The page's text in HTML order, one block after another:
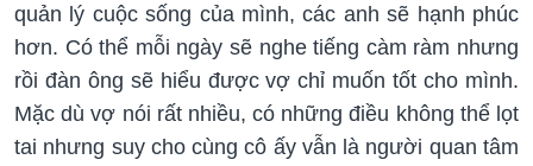
quản lý cuộc sống của mình, các anh sẽ hạnh phúc
hơn. Có thể mỗi ngày sẽ nghe tiếng càm ràm nhưng
rồi đàn ông sẽ hiểu được vợ chỉ muốn tốt cho mình.
Mặc dù vợ nói rất nhiều, có những điều không thể lọt
tai nhưng suy cho cùng cô ấy vẫn là người quan tâm